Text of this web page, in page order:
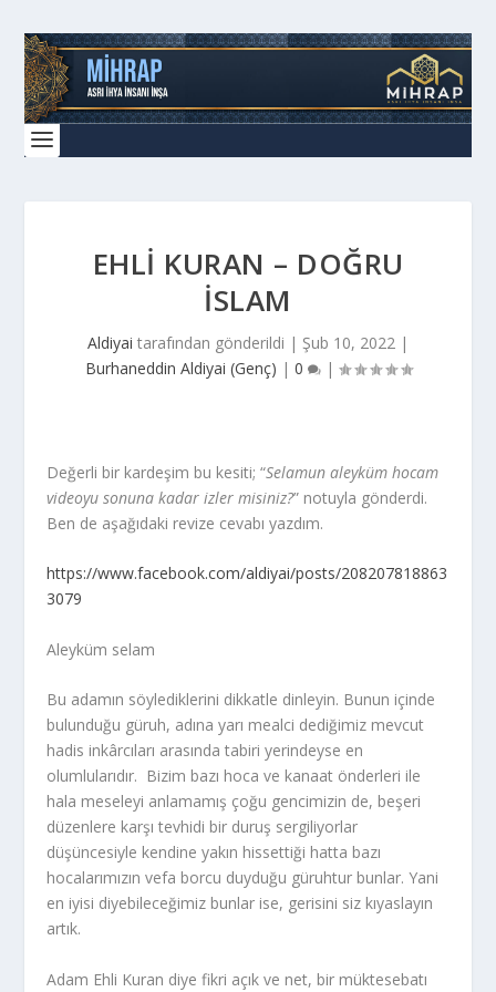
EHLI KURAN – DOĞRU
İSLAM
Aldiyai tarafından gönderildi | Şub 10, 2022 |
Burhaneddin Aldiyai (Genç) | 0 |
Değerli bir kardeşim bu kesiti; “Selamun aleyküm hocam
videoyu sonuna kadar izler misiniz?” notuyla gönderdi.
Ben de aşağıdaki revize cevabı yazdım.
https://www.facebook.com/aldiyai/posts/208207818863
3079
Aleyküm selam
Bu adamın söylediklerini dikkatle dinleyin. Bunun içinde
bulunduğu güruh, adına yarı mealci dediğimiz mevcut
hadis inkârcıları arasında tabiri yerindeyse en
olumlularıdır. Bizim bazı hoca ve kanaat önderleri ile
hala meseleyi anlamamış çoğu gencimizin de, beşeri
düzenlere karşı tevhidi bir duruş sergiliyorlar
düşüncesiyle kendine yakın hissettiği hatta bazı
hocalarımızın vefa borcu duyduğu güruhtur bunlar. Yani
en iyisi diyebileceğimiz bunlar ise, gerisini siz kıyaslayın
artık.
Adam Ehli Kuran diye fikri açık ve net, bir müktesebatı